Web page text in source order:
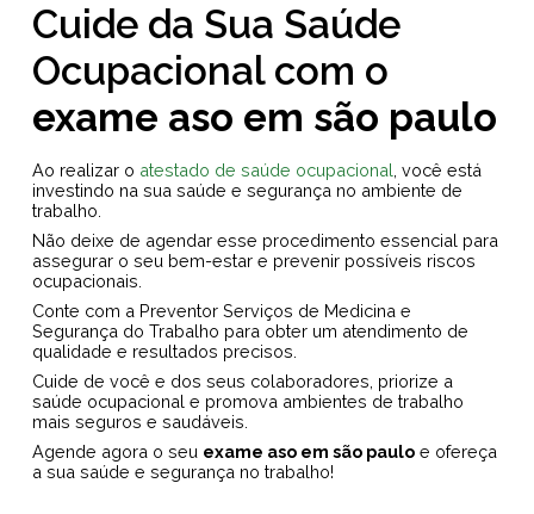
Cuide da Sua Saúde
Ocupacional com o
exame aso em são paulo
Ao realizar o atestado de saúde ocupacional, você está
investindo na sua saúde e segurança no ambiente de
trabalho.
Não deixe de agendar esse procedimento essencial para
assegurar o seu bem-estar e prevenir possíveis riscos
ocupacionais.
Conte com a Preventor Serviços de Medicina e
Segurança do Trabalho para obter um atendimento de
qualidade e resultados precisos.
Cuide de você e dos seus colaboradores, priorize a
saúde ocupacional e promova ambientes de trabalho
mais seguros e saudáveis.
Agende agora o seu exame aso em são paulo e ofereça
a sua saúde e segurança no trabalho!